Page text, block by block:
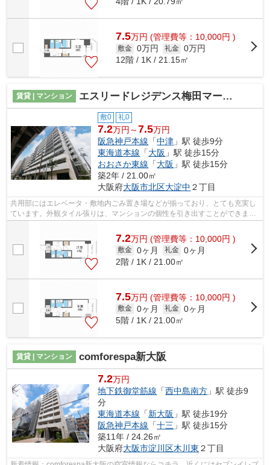
7.5万円 (管理費等：10,000円 )
敷金 0万円 礼金 0万円
12階 / 1K / 21.15㎡
賃貸 | マンション エスリードレジデンス梅田マークス
敷0 礼0
7.2万円～7.5万円
阪急神戸本線 「中津 」駅 徒歩9分
東海道本線 「大阪 」駅 徒歩15分
おおさか東線 「大阪 」駅 徒歩15分
築2年 / 21.00㎡
大阪府大阪市北区大淀中 ２丁目
共用部にはエレベータ・敷地内ごみ置き場などが揃っており、とても充実し
ています。外観タイル張りは、マンションの個性を引き出すことができま
7.2万円 (管理費等：10,000円 )
敷金 0ヶ月 礼金 0ヶ月
2階 / 1K / 21.00㎡
7.5万円 (管理費等：10,000円 )
敷金 0ヶ月 礼金 0ヶ月
5階 / 1K / 21.00㎡
賃貸 | マンション comforespa新大阪
7.2万円
地下鉄御堂筋線 「西中島南方 」駅 徒歩9
分
東海道本線 「新大阪 」駅 徒歩19分
阪急神戸本線 「十三 」駅 徒歩15分
築11年 / 24.26㎡
大阪府大阪市淀川区木川東 ２丁目